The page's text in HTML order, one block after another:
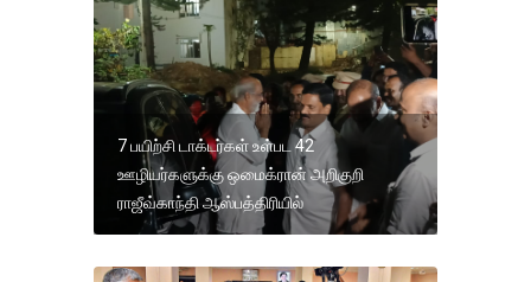
7 பயிற்சி டாக்டர்கள் உள்பட 42
ஊழியர்களுக்கு ஒமைக்ரான் அறிகுறி
ராஜீவ்காந்தி ஆஸ்பத்திரியில்